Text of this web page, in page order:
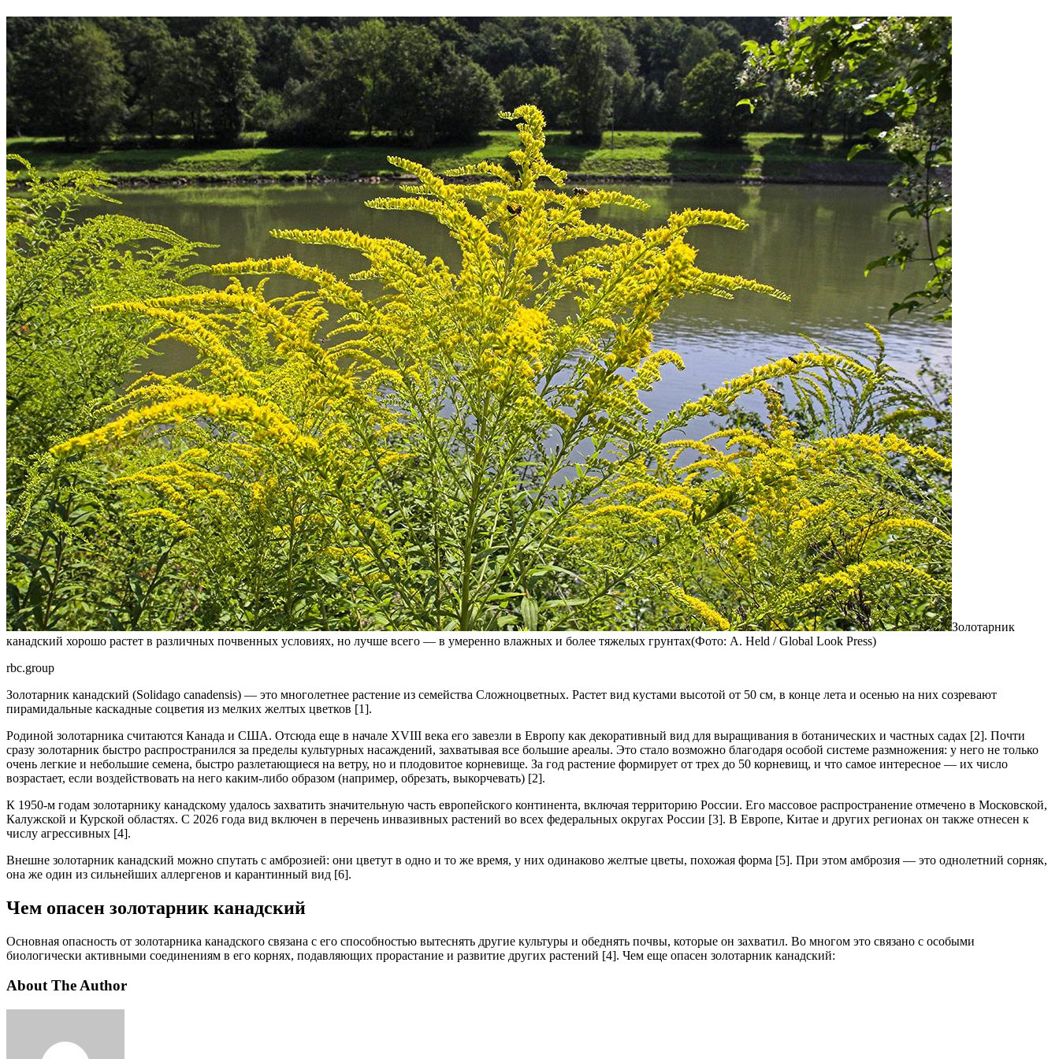
Золотарник
канадский хорошо растет в различных почвенных условиях, но лучше всего — в умеренно влажных и более тяжелых грунтах(Фото: A. Held / Global Look Press)
rbc.group
Золотарник канадский (Solidago canadensis) — это многолетнее растение из семейства Сложноцветных. Растет вид кустами высотой от 50 см, в конце лета и осенью на них созревают
пирамидальные каскадные соцветия из мелких желтых цветков [1].
Родиной золотарника считаются Канада и США. Отсюда еще в начале XVIII века его завезли в Европу как декоративный вид для выращивания в ботанических и частных садах [2]. Почти
сразу золотарник быстро распространился за пределы культурных насаждений, захватывая все большие ареалы. Это стало возможно благодаря особой системе размножения: у него не только
очень легкие и небольшие семена, быстро разлетающиеся на ветру, но и плодовитое корневище. За год растение формирует от трех до 50 корневищ, и что самое интересное — их число
возрастает, если воздействовать на него каким-либо образом (например, обрезать, выкорчевать) [2].
К 1950-м годам золотарнику канадскому удалось захватить значительную часть европейского континента, включая территорию России. Его массовое распространение отмечено в Московской,
Калужской и Курской областях. С 2026 года вид включен в перечень инвазивных растений во всех федеральных округах России [3]. В Европе, Китае и других регионах он также отнесен к
числу агрессивных [4].
Внешне золотарник канадский можно спутать с амброзией: они цветут в одно и то же время, у них одинаково желтые цветы, похожая форма [5]. При этом амброзия — это однолетний сорняк,
она же один из сильнейших аллергенов и карантинный вид [6].
Чем опасен золотарник канадский
Основная опасность от золотарника канадского связана с его способностью вытеснять другие культуры и обеднять почвы, которые он захватил. Во многом это связано с особыми
биологически активными соединениям в его корнях, подавляющих прорастание и развитие других растений [4]. Чем еще опасен золотарник канадский:
About The Author